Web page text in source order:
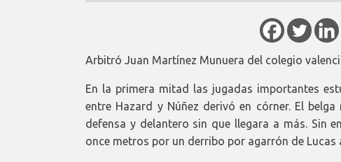
Arbitró Juan Martínez Munuera del colegio
En la primera mitad las jugadas importantes
entre Hazard y Núñez derivó en córner. El
defensa y delantero sin que llegara a más. Sin
once metros por un derribo por agarrón de Lucas